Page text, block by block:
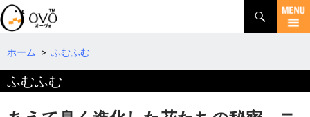
検
索
コ
テ
へ
ホーム > ふむふむ
ふむふむ